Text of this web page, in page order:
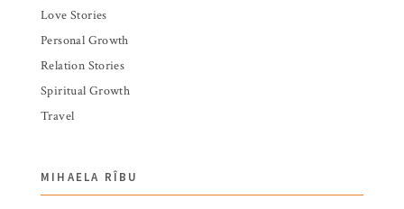
Love Stories
Personal Growth
Relation Stories
Spiritual Growth
Travel
MIHAELA RÎBU